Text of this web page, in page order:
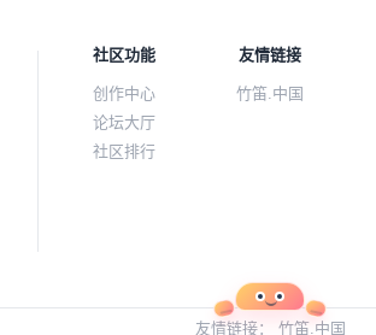
社区功能
创作中心
论坛大厅
社区排行
友情链接
竹笛.中国
友情链接： 竹笛.中国